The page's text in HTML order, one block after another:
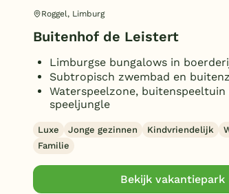
Roggel, Limburg
Buitenhof de Leistert
Limburgse bungalows in
Subtropisch zwembad en
Waterspeelzone,
speeljungle
Luxe Jonge gezinnen Kindvriendelijk
Familie
Bekijk vakantiepark